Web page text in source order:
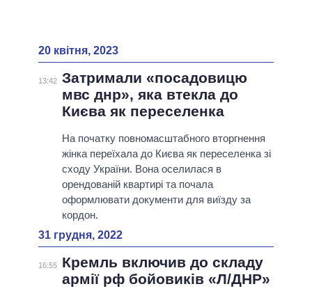
20 квітня, 2023
13:42 Затримали «посадовицю
мвс днр», яка втекла до
Києва як переселенка
На початку повномасштабного вторгнення
жінка переїхала до Києва як переселенка зі
сходу України. Вона оселилася в
орендованій квартирі та почала
оформлювати документи для виїзду за
кордон.
31 грудня, 2022
16:55
Кремль включив до складу
армії рф бойовиків «Л/ДНР»